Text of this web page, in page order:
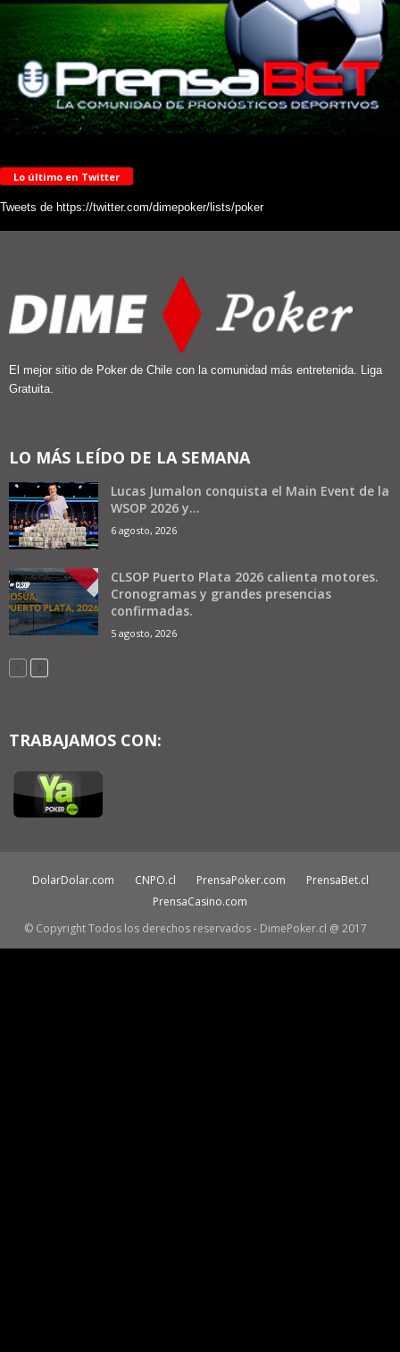
Lo último en Twitter
Tweets de https://twitter.com/dimepoker/lists/poker
El mejor sitio de Poker de Chile con la comunidad más entretenida. Liga
Gratuita.
LO MÁS LEÍDO DE LA SEMANA
Lucas Jumalon conquista el Main Event de la
WSOP 2026 y...
6 agosto, 2026
CLSOP Puerto Plata 2026 calienta motores.
Cronogramas y grandes presencias
confirmadas.
5 agosto, 2026
TRABAJAMOS CON:
DolarDolar.com CNPO.cl PrensaPoker.com
PrensaBet.cl
PrensaCasino.com
© Copyright Todos los derechos reservados - DimePoker.cl @ 2017